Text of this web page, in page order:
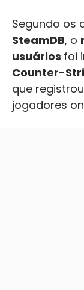
Segundo os
SteamDB, o
usuários foi
Counter-
que
jogadores